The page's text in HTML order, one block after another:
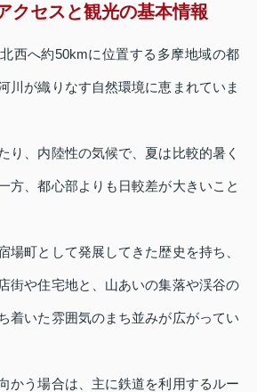
クセスと観光の基本情報
西へ約50kmに位置する多摩地域の都
川が織りなす自然環境に恵まれていま
り、内陸性の気候で、夏は比較的暑く
方、都心部よりも日較差が大きいこと
場町として発展してきた歴史を持ち、
街や住宅地と、山あいの集落や渓谷の
着いた雰囲気のまち並みが広がってい
かう場合は、主に鉄道を利用するルー